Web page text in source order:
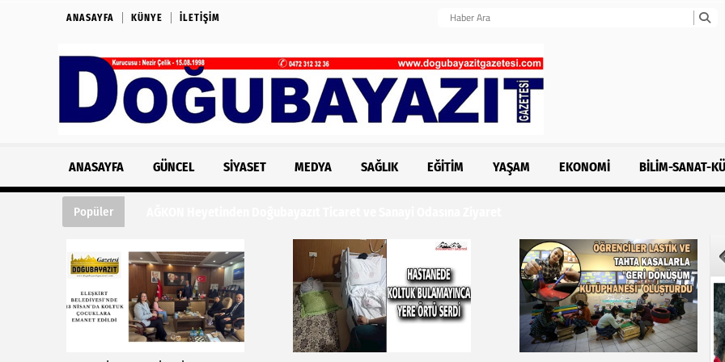
ANASAYFA KÜNYE İLETIŞIM
ANASAYFA GÜNCEL SIYASET MEDYA SAĞLIK EĞITIM YAŞAM EKONOMI BILIM-SANAT-
Popüler